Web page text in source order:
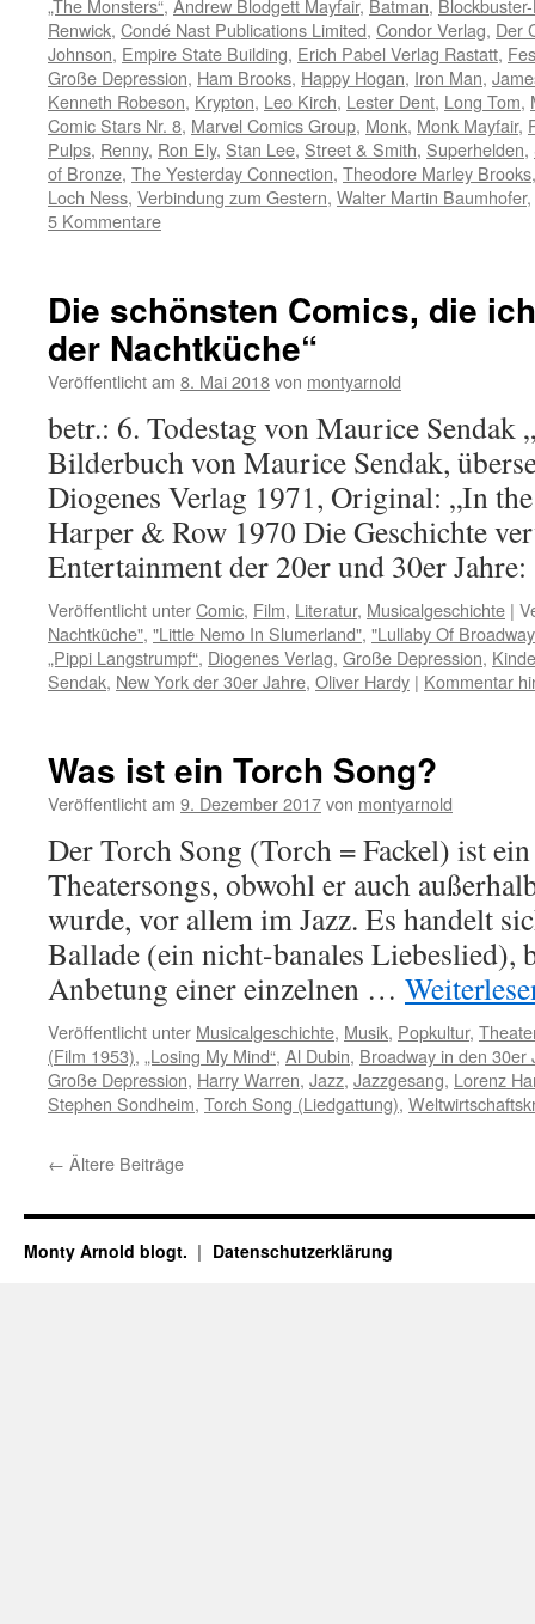
„The Monsters“, Andrew Blodgett Mayfair, Batman,
Renwick, Condé Nast Publications Limited, Condor Verlag, Der
Johnson, Empire State Building, Erich Pabel Verlag Rastatt,
Große Depression, Ham Brooks, Happy Hogan, Iron Man,
Kenneth Robeson, Krypton, Leo Kirch, Lester Dent, Long Tom,
Comic Stars Nr. 8, Marvel Comics Group, Monk, Monk Mayfair,
Pulps, Renny, Ron Ely, Stan Lee, Street & Smith, Superhelden,
of Bronze, The Yesterday Connection, Theodore Marley Brooks
Loch Ness, Verbindung zum Gestern, Walter Martin Baumhofer,
5 Kommentare
Die schönsten Comics, die
der Nachtküche“
Veröffentlicht am 8. Mai 2018von montyarnold
betr.: 6. Todestag von Maurice Sendak
Bilderbuch von Maurice Sendak,
Diogenes Verlag 1971, Original: „In
Harper & Row 1970 Die Geschichte
Entertainment der 20er und 30er
Veröffentlicht unterComic, Film, Literatur, Musicalgeschichte |
Nachtküche", "Little Nemo In Slumerland", "Lullaby Of
„Pippi Langstrumpf“, Diogenes Verlag, Große Depression,
Sendak, New York der 30er Jahre, Oliver Hardy | Kommentar
Was ist ein Torch Song?
Veröffentlicht am 9. Dezember 2017von montyarnold
Der Torch Song (Torch = Fackel) ist
Theatersongs, obwohl er auch
wurde, vor allem im Jazz. Es handelt
Ballade (ein nicht-banales Liebeslied),
Anbetung einer einzelnen …
Veröffentlicht unter Musicalgeschichte, Musik, Popkultur,
(Film 1953), „Losing My Mind“, Al Dubin, Broadway in den 30er
Große Depression, Harry Warren, Jazz, Jazzgesang, Lorenz
Stephen Sondheim, Torch Song (Liedgattung),
← Ältere Beiträge
Monty Arnold blogt. Datenschutz­erklärung